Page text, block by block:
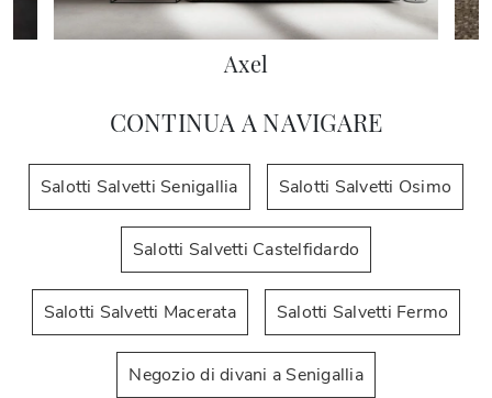
Axel
CONTINUA A NAVIGARE
Salotti Salvetti Senigallia Salotti Salvetti Osimo
Salotti Salvetti Castelfidardo
Salotti Salvetti Macerata Salotti Salvetti Fermo
Negozio di divani a Senigallia